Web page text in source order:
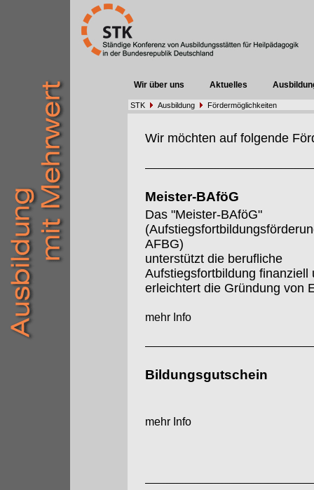
Wir über uns Aktuelles
STK Ausbildung Fördermöglichkeiten
Wir möchten auf folgende
Meister-BAföG
Das "Meister-BAföG"
AFBG)
unterstützt die berufliche
Aufstiegsfortbildung finanziell
erleichtert die Gründung von
mehr Info
Bildungsgutschein
mehr Info